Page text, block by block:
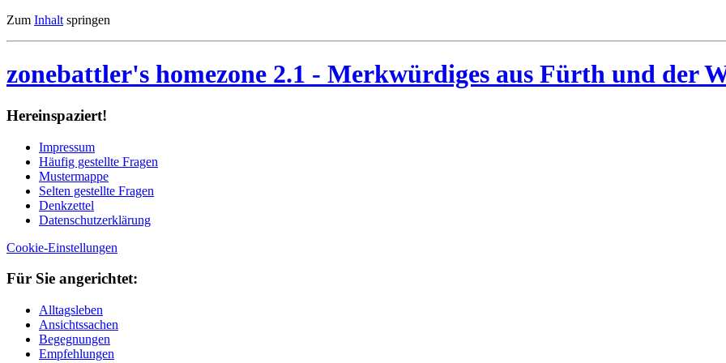
Zum Inhalt springen
zonebattler's homezone 2.1 - Merkwürdiges aus Fürth und der
Her­ein­spa­ziert!
Im­pres­sum
Häu­fig ge­stell­te Fra­gen
Mu­ster­map­pe
Sel­ten ge­stell­te Fra­gen
Denk­zet­tel
Da­ten­schutz­er­klä­rung
Cookie-Einstellungen
Für Sie an­ge­rich­tet:
Alltagsleben
Ansichtssachen
Begegnungen
Empfehlungen